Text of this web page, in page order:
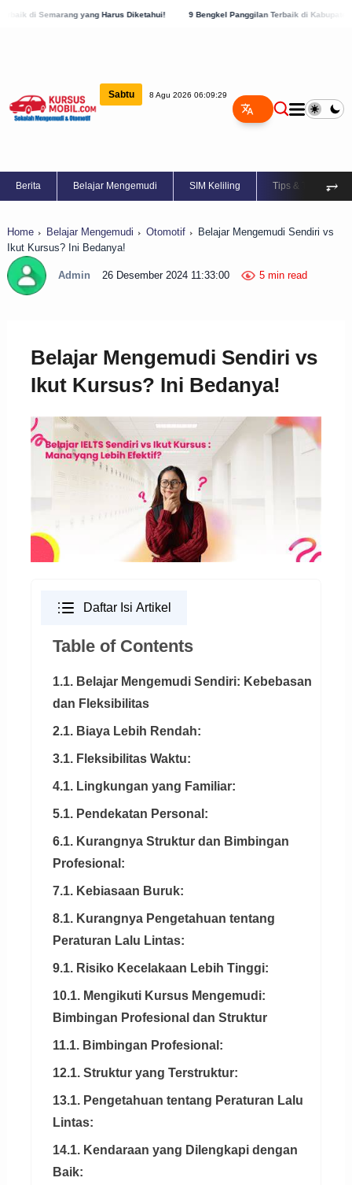
Harus Diketahui! 9 Bengkel Panggilan Terbaik di Kabupaten Semarang, Cek
Sabtu 8 Agu 2026 06:09:30
Berita Belajar Mengemudi SIM Keliling Tips & Trik ⥅
Home Belajar Mengemudi Otomotif
Belajar Mengemudi Sendiri vs
Ikut Kursus? Ini Bedanya!
Admin 26 Desember 2024 11:33:00 5 min read
Belajar Mengemudi Sendiri vs
Ikut Kursus? Ini Bedanya!
Daftar Isi Artikel
Table of Contents
1.1. Belajar Mengemudi Sendiri: Kebebasan
dan Fleksibilitas
2.1. Biaya Lebih Rendah:
3.1. Fleksibilitas Waktu:
4.1. Lingkungan yang Familiar:
5.1. Pendekatan Personal:
6.1. Kurangnya Struktur dan Bimbingan
Profesional:
7.1. Kebiasaan Buruk:
8.1. Kurangnya Pengetahuan tentang
Peraturan Lalu Lintas:
9.1. Risiko Kecelakaan Lebih Tinggi:
10.1. Mengikuti Kursus Mengemudi:
Bimbingan Profesional dan Struktur
11.1. Bimbingan Profesional:
12.1. Struktur yang Terstruktur:
13.1. Pengetahuan tentang Peraturan Lalu
Lintas:
14.1. Kendaraan yang Dilengkapi dengan
Baik: